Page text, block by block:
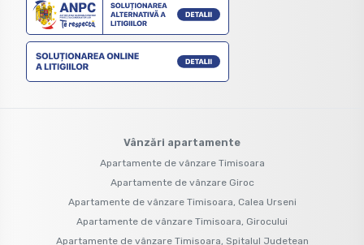
Vânzări apartamente
Apartamente de vânzare Timisoara
Apartamente de vânzare Giroc
Apartamente de vânzare Timisoara, Calea Urseni
Apartamente de vânzare Timisoara, Girocului
Apartamente de vânzare Timisoara, Spitalul Judetean